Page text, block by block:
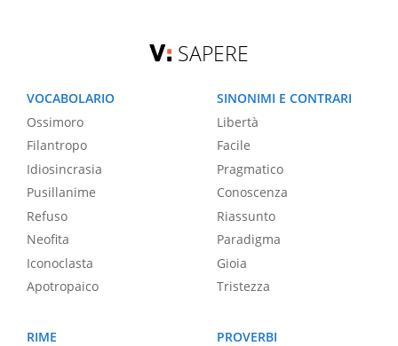
SAPERE
VOCABOLARIO
Ossimoro
Filantropo
Idiosincrasia
Pusillanime
Refuso
Neofita
Iconoclasta
Apotropaico
SINONIMI E CONTRARI
Libertà
Facile
Pragmatico
Conoscenza
Riassunto
Paradigma
Gioia
Tristezza
RIME
PROVERBI